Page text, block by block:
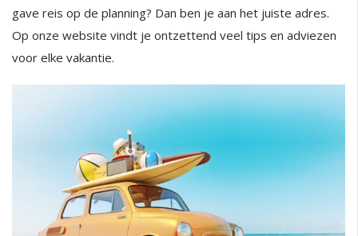
gave reis op de planning? Dan ben je aan het juiste adres.
Op onze website vindt je ontzettend veel tips en adviezen
voor elke vakantie.